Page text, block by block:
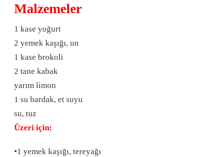
Malzemeler
1 kase yoğurt
2 yemek kaşığı, un
1 kase brokoli
2 tane kabak
yarım limon
1 su bardak, et suyu
su, tuz
Üzeri için:
•1 yemek kaşığı, tereyağı